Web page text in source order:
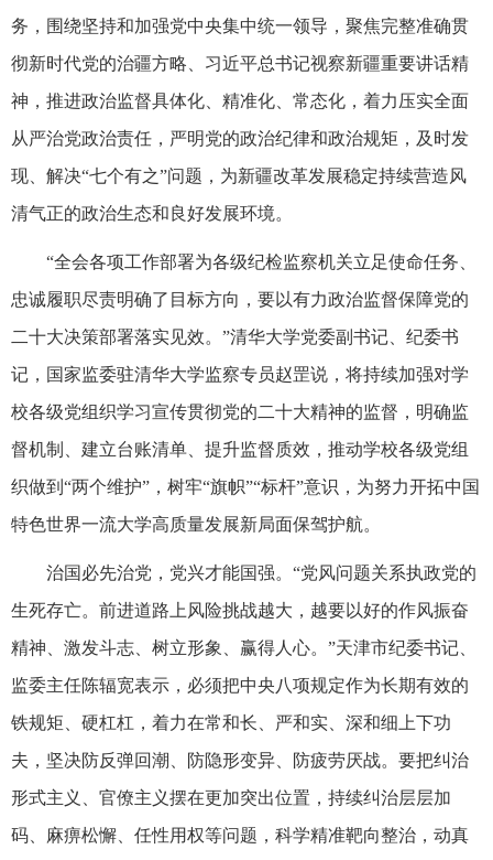
务，围绕坚持和加强党中央集中统一领导，聚焦完整准确贯
彻新时代党的治疆方略、习近平总书记视察新疆重要讲话精
神，推进政治监督具体化、精准化、常态化，着力压实全面
从严治党政治责任，严明党的政治纪律和政治规矩，及时发
现、解决“七个有之”问题，为新疆改革发展稳定持续营造风
清气正的政治生态和良好发展环境。
“全会各项工作部署为各级纪检监察机关立足使命任务、
忠诚履职尽责明确了目标方向，要以有力政治监督保障党的
二十大决策部署落实见效。”清华大学党委副书记、纪委书
记，国家监委驻清华大学监察专员赵罡说，将持续加强对学
校各级党组织学习宣传贯彻党的二十大精神的监督，明确监
督机制、建立台账清单、提升监督质效，推动学校各级党组
织做到“两个维护”，树牢“旗帜”“标杆”意识，为努力开拓中国
特色世界一流大学高质量发展新局面保驾护航。
治国必先治党，党兴才能国强。“党风问题关系执政党的
生死存亡。前进道路上风险挑战越大，越要以好的作风振奋
精神、激发斗志、树立形象、赢得人心。”天津市纪委书记、
监委主任陈辐宽表示，必须把中央八项规定作为长期有效的
铁规矩、硬杠杠，着力在常和长、严和实、深和细上下功
夫，坚决防反弹回潮、防隐形变异、防疲劳厌战。要把纠治
形式主义、官僚主义摆在更加突出位置，持续纠治层层加
码、麻痹松懈、任性用权等问题，科学精准靶向整治，动真